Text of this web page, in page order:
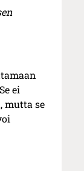
ei
mutta se